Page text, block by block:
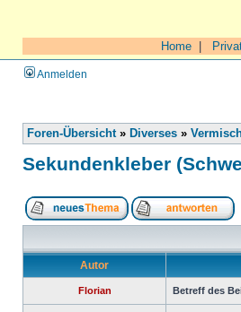
Home
Anmelden
Foren-Übersicht» Diverses »
Sekundenkleber
Autor
Florian Betreff des